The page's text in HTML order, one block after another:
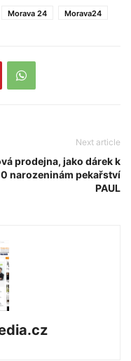
Morava 24 Morava24
Next article
prodejna, jako dárek k
narozeninám pekařství
PAUL